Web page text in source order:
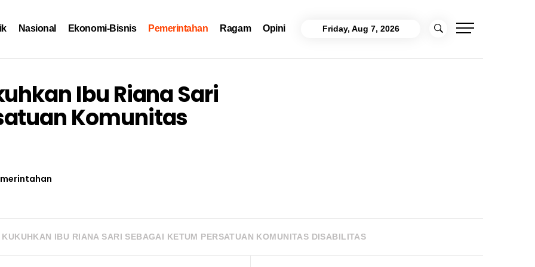
Nasional Ekonomi-Bisnis Pemerintahan Ragam Opini Friday, Aug 7, 2026
Ibu Riana Sari
Komunitas
IBU RIANA SARI SEBAGAI KETUM PERSATUAN KOMUNITAS DISABILITAS